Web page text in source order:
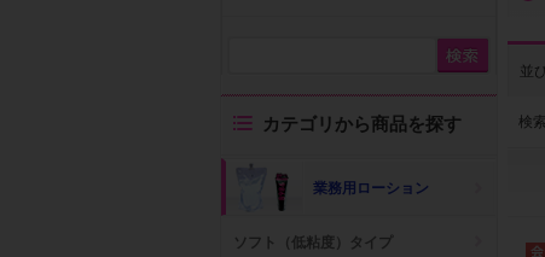
カテゴリから商品を探す
業務用ローション
ソフト（低粘度）タイプ
並
検